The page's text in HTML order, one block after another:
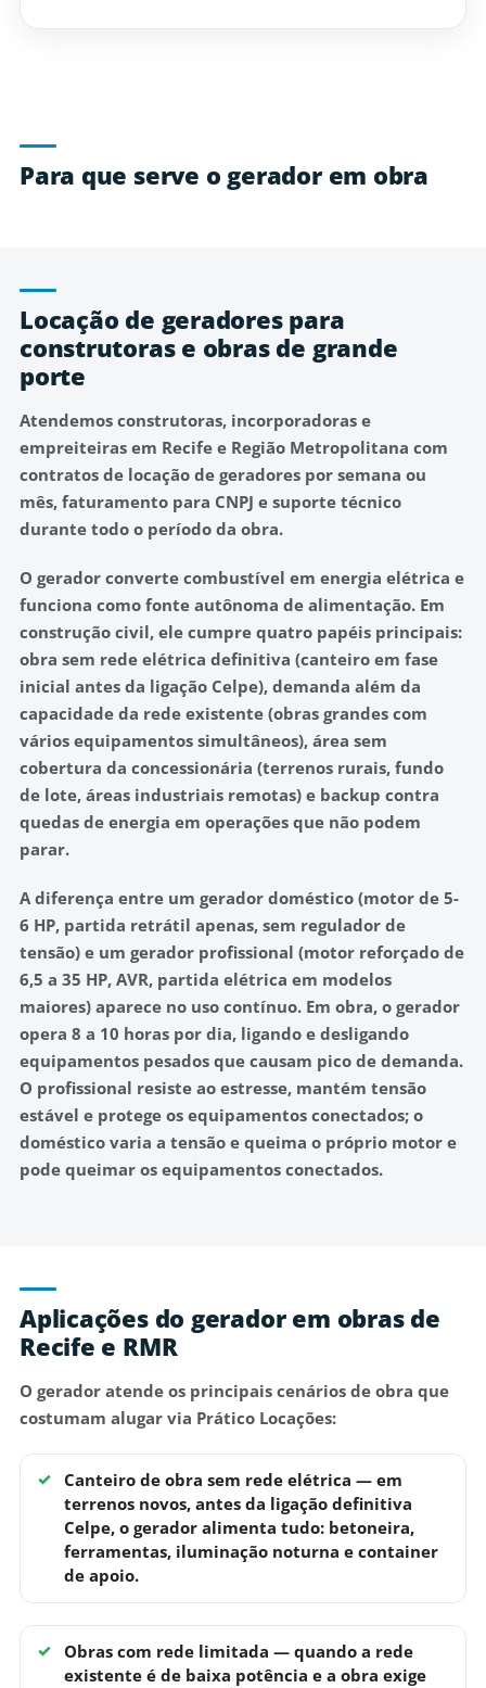
Para que serve o gerador em obra
Locação de geradores para
construtoras e obras de grande
porte
Atendemos construtoras, incorporadoras e
empreiteiras em Recife e Região Metropolitana com
contratos de locação de geradores por semana ou
mês, faturamento para CNPJ e suporte técnico
durante todo o período da obra.
O gerador converte combustível em energia elétrica e
funciona como fonte autônoma de alimentação. Em
construção civil, ele cumpre quatro papéis principais:
obra sem rede elétrica definitiva (canteiro em fase
inicial antes da ligação Celpe), demanda além da
capacidade da rede existente (obras grandes com
vários equipamentos simultâneos), área sem
cobertura da concessionária (terrenos rurais, fundo
de lote, áreas industriais remotas) e backup contra
quedas de energia em operações que não podem
parar.
A diferença entre um gerador doméstico (motor de 5-
6 HP, partida retrátil apenas, sem regulador de
tensão) e um gerador profissional (motor reforçado de
6,5 a 35 HP, AVR, partida elétrica em modelos
maiores) aparece no uso contínuo. Em obra, o gerador
opera 8 a 10 horas por dia, ligando e desligando
equipamentos pesados que causam pico de demanda.
O profissional resiste ao estresse, mantém tensão
estável e protege os equipamentos conectados; o
doméstico varia a tensão e queima o próprio motor e
pode queimar os equipamentos conectados.
Aplicações do gerador em obras de
Recife e RMR
O gerador atende os principais cenários de obra que
costumam alugar via Prático Locações:
Canteiro de obra sem rede elétrica — em
terrenos novos, antes da ligação definitiva
Celpe, o gerador alimenta tudo: betoneira,
ferramentas, iluminação noturna e container
de apoio.
Obras com rede limitada — quando a rede
existente é de baixa potência e a obra exige